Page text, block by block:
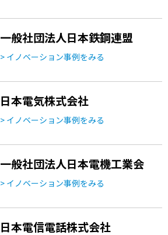
一般社団法人日本鉄鋼連盟
> イノベーション事例をみる
日本電気株式会社
> イノベーション事例をみる
一般社団法人日本電機工業会
> イノベーション事例をみる
日本電信電話株式会社